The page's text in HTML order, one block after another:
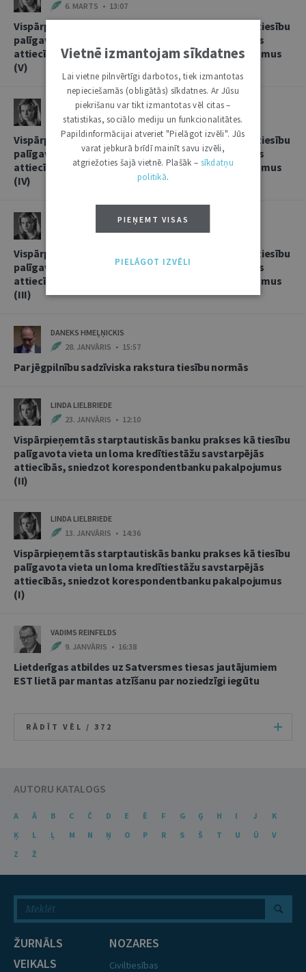
6. MARTS • 13:07
Vispārpieņemtās starptautiskās banku prakses kā tiesību
palīgavota vieta un loma kredītiestāžu savstarpējās
attiecībās, sniedzot korespondentbanku pakalpojumus
(V)
LINDA LIELBRIEDE
20. FEBRUĀRIS • 11:13
Vispārpieņemtās starptautiskās banku prakses kā tiesību
palīgavota vieta un loma kredītiestāžu savstarpējās
attiecībās, sniedzot korespondentbanku pakalpojumus
(IV)
4. FEBRUĀRIS • 17:53
Vispārpieņemtās starptautiskās banku prakses kā tiesību
palīgavota vieta un loma kredītiestāžu savstarpējās
attiecībās, sniedzot korespondentbanku pakalpojumus
(III)
DANEKS HMEĻŅICKIS
28. JANVĀRIS • 15:57
Par jēgpilnību sadzīviska rakstura tiesību normās
LINDA LIELBRIEDE
23. JANVĀRIS • 12:10
Vispārpieņemtās starptautiskās banku prakses kā tiesību
palīgavota vieta un loma kredītiestāžu savstarpējās
attiecībās, sniedzot korespondentbanku pakalpojumus
(II)
LINDA LIELBRIEDE
13. JANVĀRIS • 14:36
Vispārpieņemtās starptautiskās banku prakses kā tiesību
palīgavota vieta un loma kredītiestāžu savstarpējās
attiecībās, sniedzot korespondentbanku pakalpojumus
(I)
VADIMS REINFELDS
9. JANVĀRIS • 16:38
Lietderīgas atbildes uz Satversmes tiesas jautājumiem
EST lietā par mantas atzīšanu par noziedzīgi iegūtu
RĀDĪT VĒL / 372
AUTORU KATALOGS
A Ā B C Č D E Ē F G Ģ H I J
K
Ķ
L Ļ M N Ņ O P R S Š T U Ū
V
Z
Ž
ŽURNĀLS
VEIKALS
NOZARES
Civiltiesības
Vietnē izmantojam sīkdatnes
Lai vietne pilnvērtīgi darbotos, tiek izmantotas
nepieciešamās (obligātās) sīkdatnes. Ar Jūsu
piekrišanu var tikt izmantotas vēl citas –
statistikas, sociālo mediju un funkcionalitātes.
Papildinformācijai atveriet "Pielāgot izvēli". Jūs
varat jebkurā brīdī mainīt savu izvēli,
atgriežoties šajā vietnē. Plašāk – sīkdatņu
politikā.
PIEŅEMT VISAS
PIELĀGOT IZVĒLI